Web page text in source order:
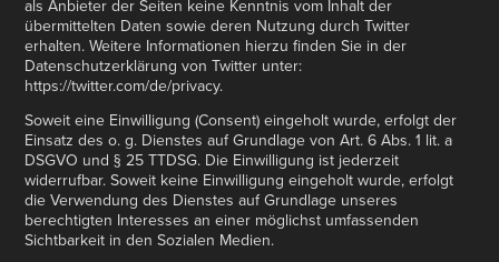
als Anbieter der Seiten keine Kenntnis vom Inhalt der
übermittelten Daten sowie deren Nutzung durch Twitter
erhalten. Weitere Informationen hierzu finden Sie in der
Datenschutzerklärung von Twitter unter:
https://twitter.com/de/privacy.
Soweit eine Einwilligung (Consent) eingeholt wurde, erfolgt der
Einsatz des o. g. Dienstes auf Grundlage von Art. 6 Abs. 1 lit. a
DSGVO und § 25 TTDSG. Die Einwilligung ist jederzeit
widerrufbar. Soweit keine Einwilligung eingeholt wurde, erfolgt
die Verwendung des Dienstes auf Grundlage unseres
berechtigten Interesses an einer möglichst umfassenden
Sichtbarkeit in den Sozialen Medien.